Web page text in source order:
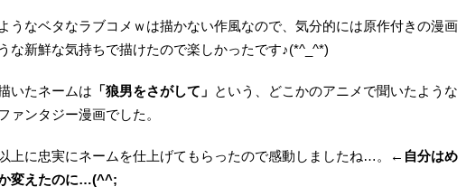
うなベタなラブコメｗは描かない作風なので、気分的には原作付きの漫画
な新鮮な気持ちで描けたので楽しかったです♪(*^_^*)
いたネームは 「狼男をさがして」 という、どこかのアニメで聞いたような
ァンタジー漫画でした。
上に忠実にネームを仕上げてもらったので感動しましたね…。
←自分はめ
変えたのに…(^^;